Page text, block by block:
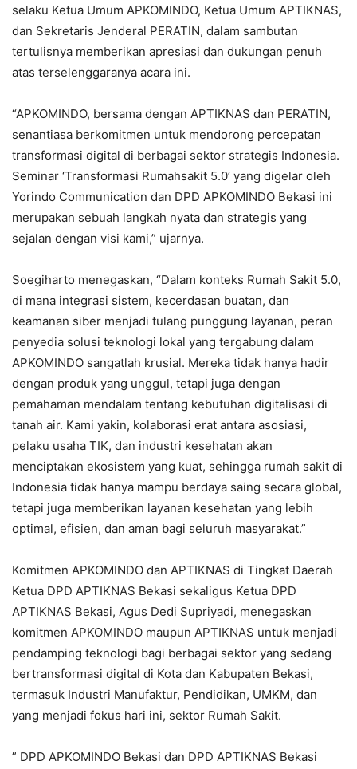
selaku Ketua Umum APKOMINDO, Ketua Umum APTIKNAS,
dan Sekretaris Jenderal PERATIN, dalam sambutan
tertulisnya memberikan apresiasi dan dukungan penuh
atas terselenggaranya acara ini.
“APKOMINDO, bersama dengan APTIKNAS dan PERATIN,
senantiasa berkomitmen untuk mendorong percepatan
transformasi digital di berbagai sektor strategis Indonesia.
Seminar ‘Transformasi Rumahsakit 5.0’ yang digelar oleh
Yorindo Communication dan DPD APKOMINDO Bekasi ini
merupakan sebuah langkah nyata dan strategis yang
sejalan dengan visi kami,” ujarnya.
Soegiharto menegaskan, “Dalam konteks Rumah Sakit 5.0,
di mana integrasi sistem, kecerdasan buatan, dan
keamanan siber menjadi tulang punggung layanan, peran
penyedia solusi teknologi lokal yang tergabung dalam
APKOMINDO sangatlah krusial. Mereka tidak hanya hadir
dengan produk yang unggul, tetapi juga dengan
pemahaman mendalam tentang kebutuhan digitalisasi di
tanah air. Kami yakin, kolaborasi erat antara asosiasi,
pelaku usaha TIK, dan industri kesehatan akan
menciptakan ekosistem yang kuat, sehingga rumah sakit di
Indonesia tidak hanya mampu berdaya saing secara global,
tetapi juga memberikan layanan kesehatan yang lebih
optimal, efisien, dan aman bagi seluruh masyarakat.”
Komitmen APKOMINDO dan APTIKNAS di Tingkat Daerah
Ketua DPD APTIKNAS Bekasi sekaligus Ketua DPD
APTIKNAS Bekasi, Agus Dedi Supriyadi, menegaskan
komitmen APKOMINDO maupun APTIKNAS untuk menjadi
pendamping teknologi bagi berbagai sektor yang sedang
bertransformasi digital di Kota dan Kabupaten Bekasi,
termasuk Industri Manufaktur, Pendidikan, UMKM, dan
yang menjadi fokus hari ini, sektor Rumah Sakit.
” DPD APKOMINDO Bekasi dan DPD APTIKNAS Bekasi